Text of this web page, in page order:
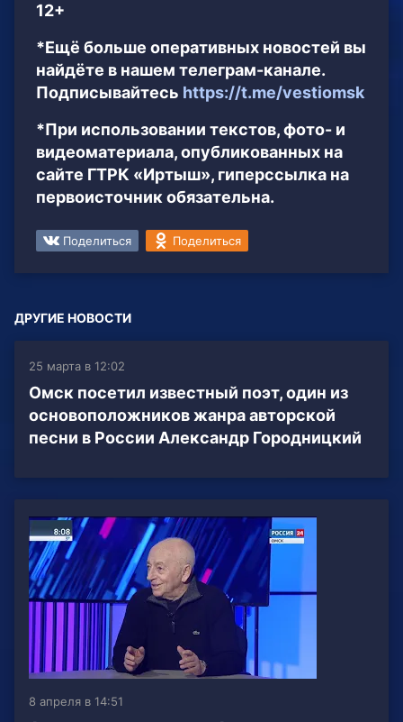
12+
*Ещё больше оперативных новостей вы
найдёте в нашем телеграм-канале.
Подписывайтесь https://t.me/vestiomsk
*При использовании текстов, фото- и
видеоматериала, опубликованных на
сайте ГТРК «Иртыш», гиперссылка на
первоисточник обязательна.
Поделиться Поделиться
ДРУГИЕ НОВОСТИ
25 марта в 12:02
Омск посетил известный поэт, один из
основоположников жанра авторской
песни в России Александр Городницкий
8 апреля в 14:51